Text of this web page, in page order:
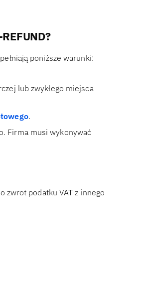
poniższe warunki:
lub zwykłego miejsca
.
Firma musi wykonywać
zwrot podatku VAT z innego